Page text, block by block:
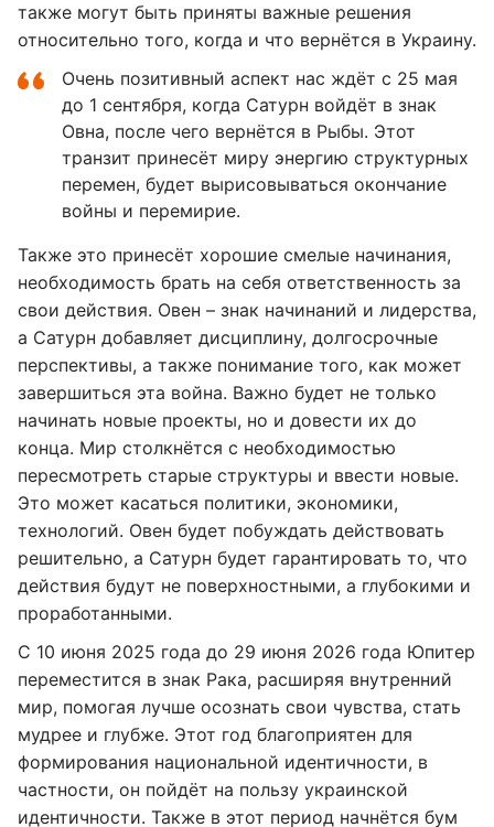
также могут быть приняты важные решения
относительно того, когда и что вернётся в Украину.
Очень позитивный аспект нас ждёт с 25 мая
до 1 сентября, когда Сатурн войдёт в знак
Овна, после чего вернётся в Рыбы. Этот
транзит принесёт миру энергию структурных
перемен, будет вырисовываться окончание
войны и перемирие.
Также это принесёт хорошие смелые начинания,
необходимость брать на себя ответственность за
свои действия. Овен – знак начинаний и лидерства,
а Сатурн добавляет дисциплину, долгосрочные
перспективы, а также понимание того, как может
завершиться эта война. Важно будет не только
начинать новые проекты, но и довести их до
конца. Мир столкнётся с необходимостью
пересмотреть старые структуры и ввести новые.
Это может касаться политики, экономики,
технологий. Овен будет побуждать действовать
решительно, а Сатурн будет гарантировать то, что
действия будут не поверхностными, а глубокими и
проработанными.
С 10 июня 2025 года до 29 июня 2026 года Юпитер
переместится в знак Рака, расширяя внутренний
мир, помогая лучше осознать свои чувства, стать
мудрее и глубже. Этот год благоприятен для
формирования национальной идентичности, в
частности, он пойдёт на пользу украинской
идентичности. Также в этот период начнётся бум